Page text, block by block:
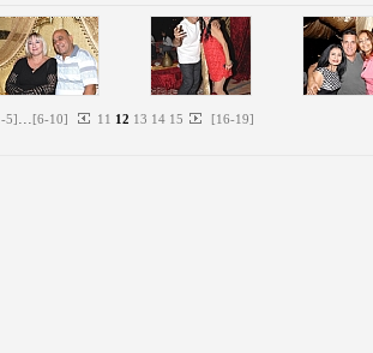
-5]...[6-10] 11 12 13 14 15 [16-19]